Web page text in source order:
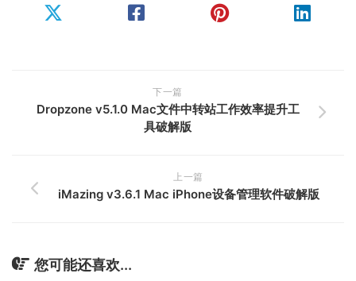
下一篇
Dropzone v5.1.0 Mac文件中转站工作效率提升工
具破解版
上一篇
iMazing v3.6.1 Mac iPhone设备管理软件破解版
您可能还喜欢...